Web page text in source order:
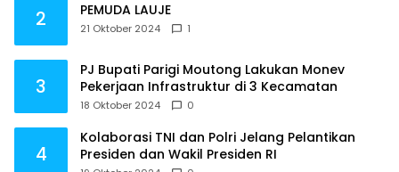
2 PEMUDA LAUJE
21 Oktober 2024 1
3
PJ Bupati Parigi Moutong Lakukan Monev
Pekerjaan Infrastruktur di 3 Kecamatan
18 Oktober 2024 0
4
Kolaborasi TNI dan Polri Jelang Pelantikan
Presiden dan Wakil Presiden RI